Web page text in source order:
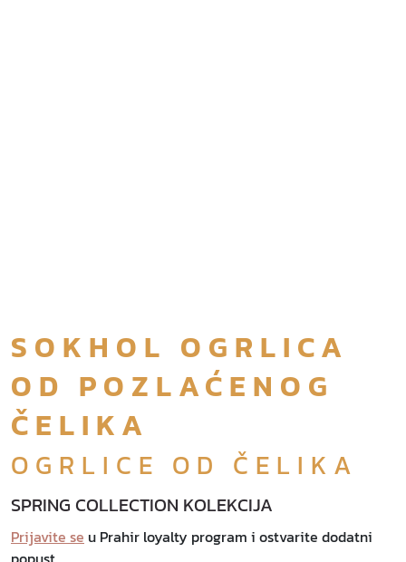
SOKHOL OGRLICA
OD POZLAĆENOG
ČELIKA
OGRLICE OD ČELIKA
SPRING COLLECTION KOLEKCIJA
Prijavite se u Prahir loyalty program i ostvarite dodatni